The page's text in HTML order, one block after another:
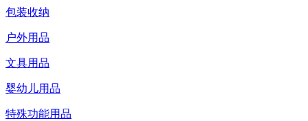
包装收纳
户外用品
文具用品
婴幼儿用品
特殊功能用品